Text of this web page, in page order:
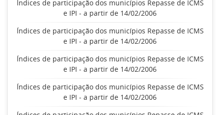
Índices de participação dos municípios Repasse de ICMS
e IPI - a partir de 14/02/2006
Índices de participação dos municípios Repasse de ICMS
e IPI - a partir de 14/02/2006
Índices de participação dos municípios Repasse de ICMS
e IPI - a partir de 14/02/2006
Índices de participação dos municípios Repasse de ICMS
e IPI - a partir de 14/02/2006